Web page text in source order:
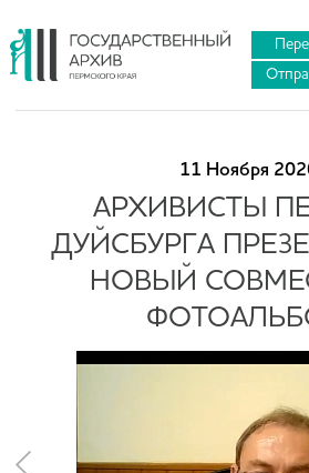
11 Ноября
АРХИВИСТЫ
ДУЙСБУРГА
НОВЫЙ